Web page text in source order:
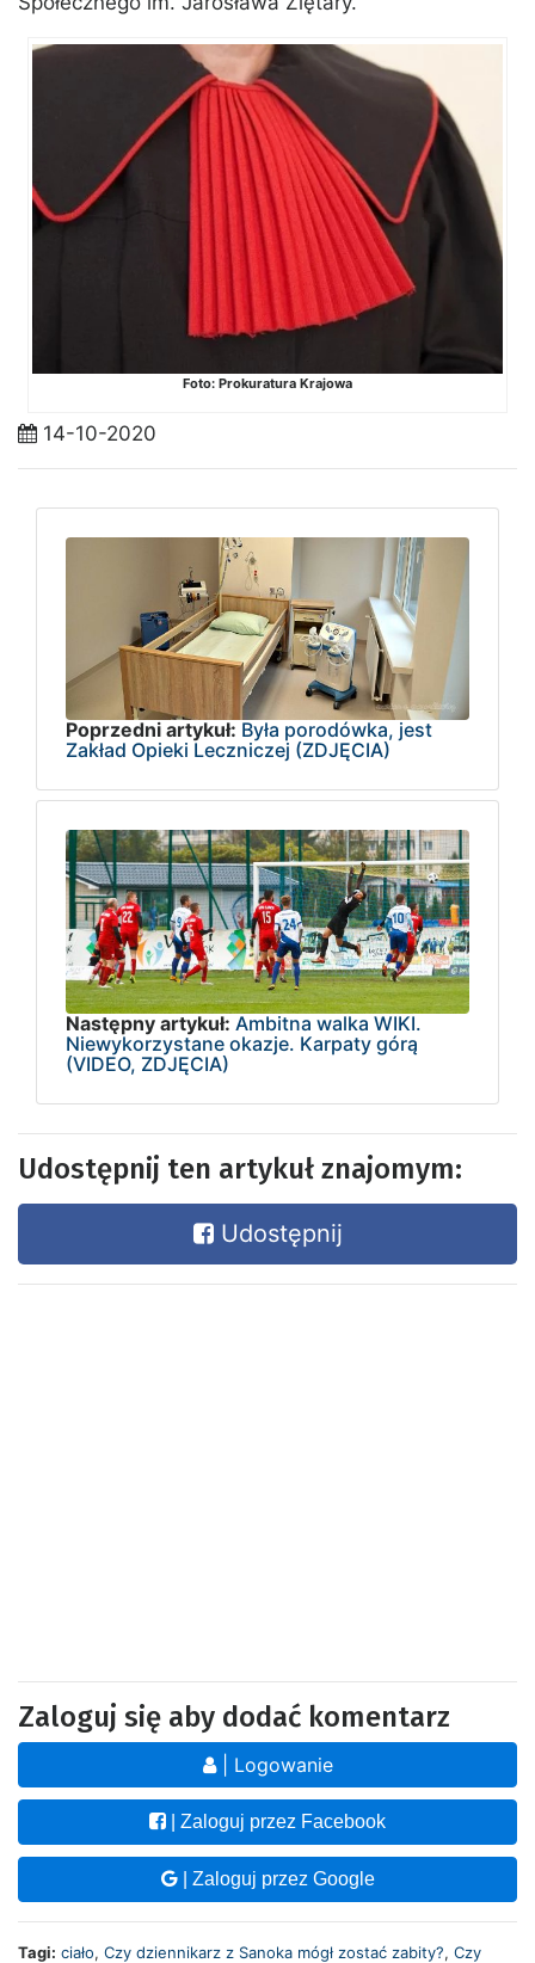
Foto: Prokuratura Krajowa
14-10-2020
Poprzedni artykuł: Była porodówka, jest
Zakład Opieki Leczniczej (ZDJĘCIA)
Następny artykuł: Ambitna walka WIKI.
Niewykorzystane okazje. Karpaty górą
(VIDEO, ZDJĘCIA)
Udostępnij ten artykuł znajomym:
Udostępnij
Zaloguj się aby dodać komentarz
| Logowanie
| Zaloguj przez Facebook
| Zaloguj przez Google
Tagi: ciało, Czy dziennikarz z Sanoka mógł zostać zabity?, Czy